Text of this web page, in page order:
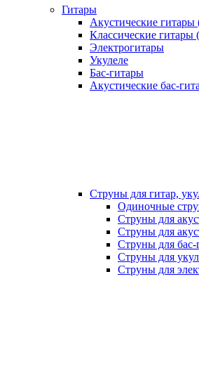
Гитары
Акустические гитары
Классические
Электрогитары
Укулеле
Бас-гитары
Акустические бас-
Струны для гитар,
Одиночные
Струны для
Струны для
Струны для бас-
Струны для
Струны для